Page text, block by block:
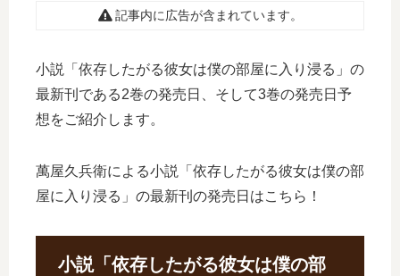
記事内に広告が含まれています。
小説「依存したがる彼女は僕の部屋に入り浸る」の
最新刊である2巻の発売日、そして3巻の発売日予
想をご紹介します。
萬屋久兵衛による小説「依存したがる彼女は僕の部
屋に入り浸る」の最新刊の発売日はこちら！
小説「依存したがる彼女は僕の部